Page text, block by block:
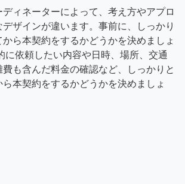
ィネーターによって、考え方やアプロ
ザインが違います。事前に、しっかり
ら本契約をするかどうかを決めましょ
に依頼したい内容や日時、場所、交通
も含んだ料金の確認など、しっかりと
本契約をするかどうかを決めましょ